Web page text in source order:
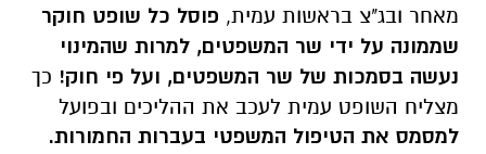
מאחר ובג"צ בראשות עמית, פוסל כל שופט חוקר
שממונה על ידי שר המשפטים, למרות שהמינוי
נעשה בסמכות של שר המשפטים, ועל פי חוק! כך
מצליח השופט עמית לעכב את ההליכים ובפועל
למסמס את הטיפול המשפטי בעברות החמורות.